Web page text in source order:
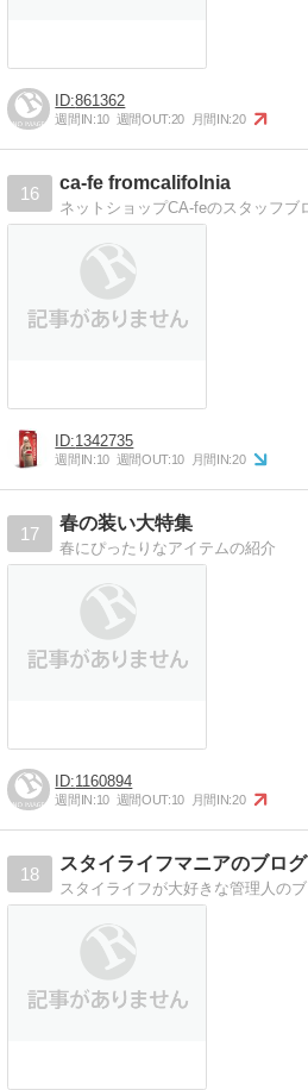
861362
週間IN:10 週間OUT:20 月間IN:20
16
ca-fe fromcalifolnia
1342735
週間IN:10 週間OUT:10 月間IN:20
17
春の装い大特集
春にぴったりなアイテムの紹介
1160894
週間IN:10 週間OUT:10 月間IN:20
18
スタイライフマニアのブログ